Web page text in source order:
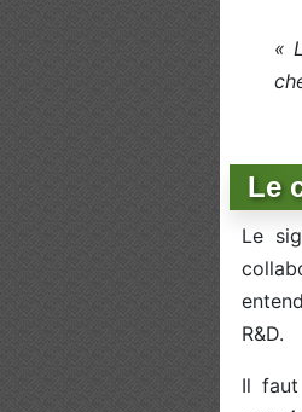
«
Le
Le
R&D.
Il